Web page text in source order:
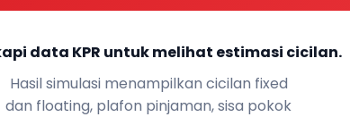
data KPR untuk melihat estimasi cicilan.
Hasil simulasi menampilkan cicilan fixed
dan floating, plafon pinjaman, sisa pokok